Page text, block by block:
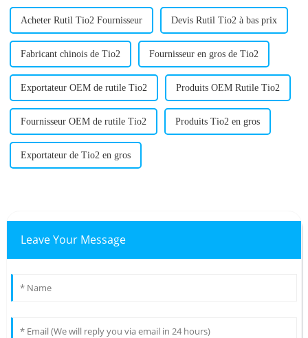
Acheter Rutil Tio2 Fournisseur Devis Rutil Tio2 à bas prix
Fabricant chinois de Tio2 Fournisseur en gros de Tio2
Exportateur OEM de rutile Tio2 Produits OEM Rutile Tio2
Fournisseur OEM de rutile Tio2 Produits Tio2 en gros
Exportateur de Tio2 en gros
Leave Your Message